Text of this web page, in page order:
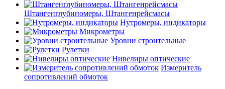
Штангенглубиномеры, Штангенрейсмасы
Нутромеры, индикаторы
Микрометры
Уровни строительные
Рулетки
Нивелиры оптические
Измеритель
сопротивлений обмоток